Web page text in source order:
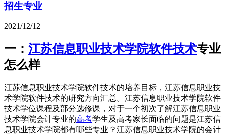
招生专业
2021/12/12
一： 江苏信息职业技术学院软件技术专业
怎么样
江苏信息职业技术学院软件技术的培养目标，江苏信息职业技
术学院软件技术的研究方向汇总。江苏信息职业技术学院软件
技术学位课程及部分选修课，对于一个初次了解江苏信息职业
技术学院会计专业的高考学生及高考家长面临的问题是江苏信
息职业技术学院都有哪些专业？江苏信息职业技术学院的会计